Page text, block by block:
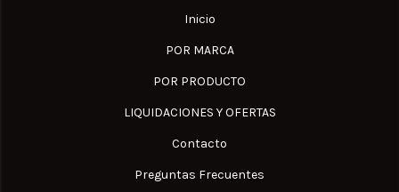
Inicio
POR MARCA
POR PRODUCTO
LIQUIDACIONES Y OFERTAS
Contacto
Preguntas Frecuentes